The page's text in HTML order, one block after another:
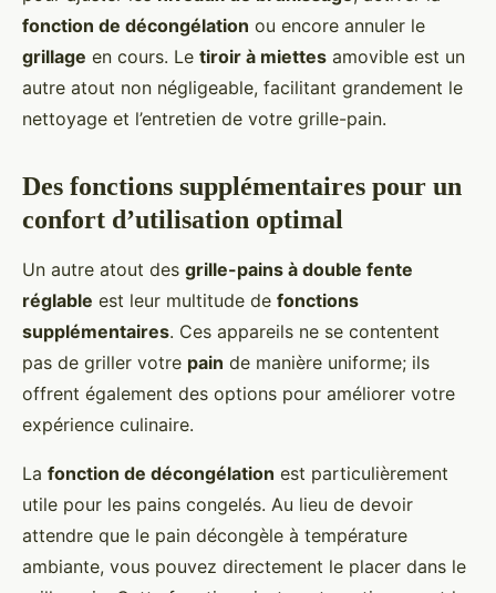
fonction de décongélation ou encore annuler le
grillage en cours. Le tiroir à miettes amovible est un
autre atout non négligeable, facilitant grandement le
nettoyage et l’entretien de votre grille-pain.
Des fonctions supplémentaires pour un
confort d’utilisation optimal
Un autre atout des grille-pains à double fente
réglable est leur multitude de fonctions
supplémentaires. Ces appareils ne se contentent
pas de griller votre pain de manière uniforme; ils
offrent également des options pour améliorer votre
expérience culinaire.
La fonction de décongélation est particulièrement
utile pour les pains congelés. Au lieu de devoir
attendre que le pain décongèle à température
ambiante, vous pouvez directement le placer dans le